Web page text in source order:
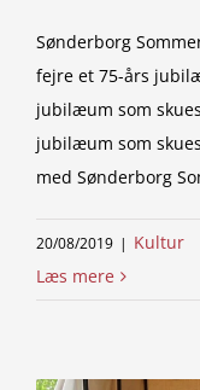
Sønderborg
fejre et 75-års
jubilæum som
jubilæum som
med Sønderborg
20/08/2019 | Kultur
Læs mere